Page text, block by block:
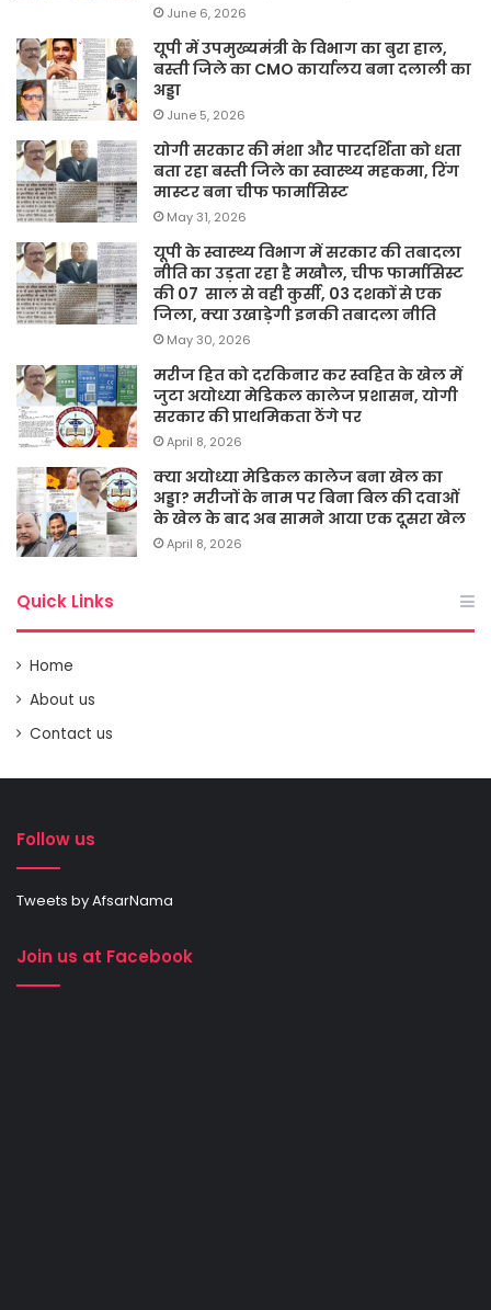
June 6, 2026
यूपी में उपमुख्यमंत्री के विभाग का बुरा हाल,
बस्ती जिले का CMO कार्यालय बना दलाली का
अड्डा
June 5, 2026
योगी सरकार की मंशा और पारदर्शिता को धता
बता रहा बस्ती जिले का स्वास्थ्य महकमा, रिंग
मास्टर बना चीफ फार्मासिस्ट
May 31, 2026
यूपी के स्वास्थ्य विभाग में सरकार की तबादला
नीति का उड़ता रहा है मखौल, चीफ फार्मासिस्ट
की 07 साल से वही कुर्सी, 03 दशकों से एक
जिला, क्या उखाड़ेगी इनकी तबादला नीति
May 30, 2026
मरीज हित को दरकिनार कर स्वहित के खेल में
जुटा अयोध्या मेडिकल कालेज प्रशासन, योगी
सरकार की प्राथमिकता ठेंगे पर
April 8, 2026
क्या अयोध्या मेडिकल कालेज बना खेल का
अड्डा? मरीजों के नाम पर बिना बिल की दवाओं
के खेल के बाद अब सामने आया एक दूसरा खेल
April 8, 2026
Quick Links
Home
About us
Contact us
Follow us
Tweets by AfsarNama
Join us at Facebook